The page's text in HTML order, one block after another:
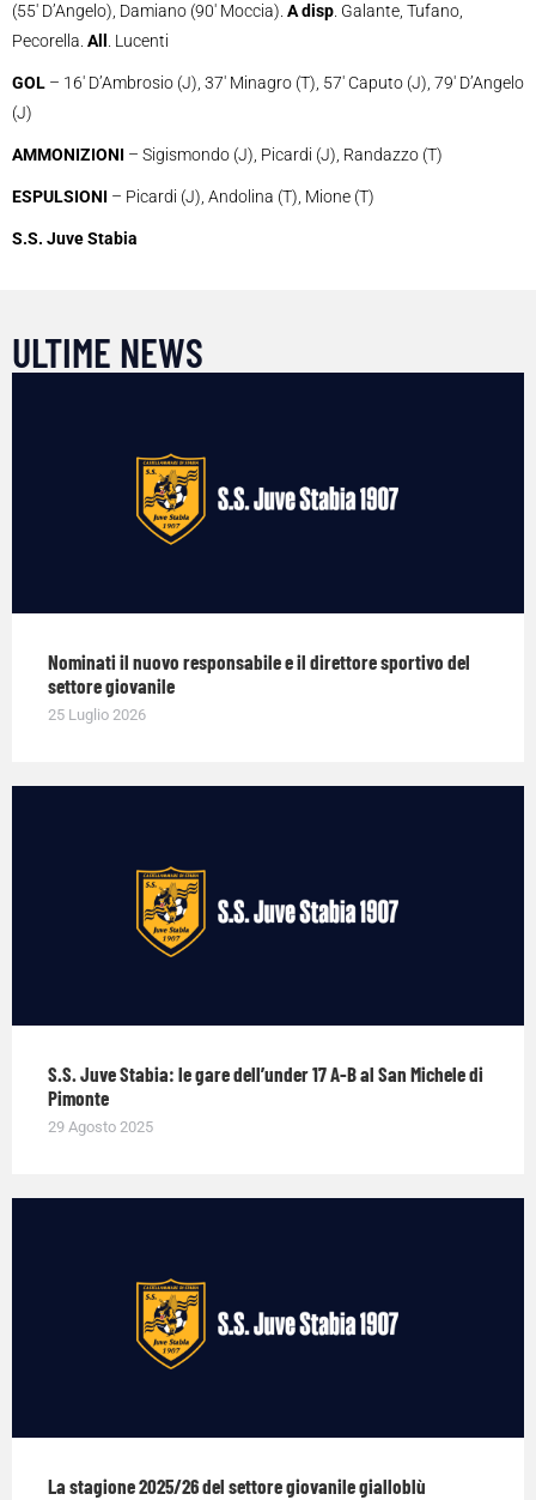
(55′ D’Angelo), Damiano (90′ Moccia). A disp . Galante, Tufano,
Pecorella. All . Lucenti
GOL – 16′ D’Ambrosio (J), 37′ Minagro (T), 57′ Caputo (J), 79′ D’Angelo
(J)
AMMONIZIONI – Sigismondo (J), Picardi (J), Randazzo (T)
ESPULSIONI – Picardi (J), Andolina (T), Mione (T)
S.S. Juve Stabia
ULTIME NEWS
Nominati il nuovo responsabile e il direttore sportivo del
settore giovanile
25 Luglio 2026
S.S. Juve Stabia: le gare dell’under 17 A-B al San Michele di
Pimonte
29 Agosto 2025
La stagione 2025/26 del settore giovanile gialloblù